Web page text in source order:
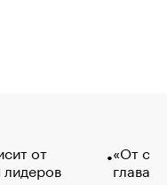
от
лидеров
«От
глава